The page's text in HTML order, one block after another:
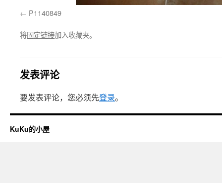
P1140849
将固定链接加入收藏夹。
发表评论
要发表评论，您必须先登录。
KuKu的小屋